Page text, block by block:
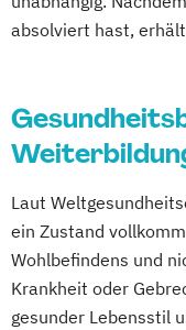
Ketogene
Stress- und
Wellness-
absolviert hast,
Laut
ein Zustand
Wohlbefindens und
Krankheit oder
gesunder Lebensstil